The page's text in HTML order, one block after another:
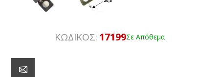
ΚΩΔΙΚΟΣ: 17199Σε Απόθεμα